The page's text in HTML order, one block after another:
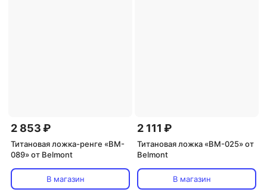
2 853 ₽
Титановая ложка-ренге «BM-
089» от Belmont
В магазин
2 111 ₽
Титановая ложка «BM-025» от
Belmont
В магазин